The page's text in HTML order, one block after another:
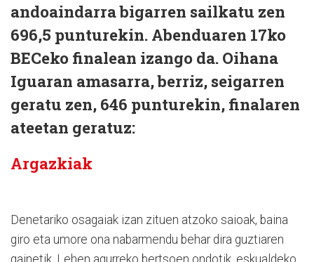
andoaindarra bigarren sailkatu zen
696,5 punturekin. Abenduaren 17ko
BECeko finalean izango da. Oihana
Iguaran amasarra, berriz, seigarren
geratu zen, 646 punturekin, finalaren
ateetan geratuz:
Argazkiak
Denetariko osagaiak izan zituen atzoko saioak, baina
giro eta umore ona nabarmendu behar dira guztiaren
gainetik. Lehen agurreko bertsoen ondotik, eskualdeko